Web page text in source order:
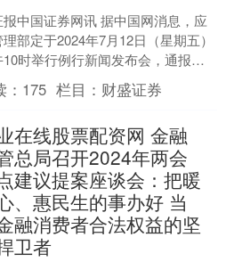
报中国证券网讯 据中国网消息，应
部定于2024年7月12日（星期五）
10时举行例行新闻发布会，通报上
全国安全生产和自然灾害形势股票
配资，介....
175 栏目： 财盛证券
在线股票配资网 金融
总局召开2024年两会
建议提案座谈会：把暖
、惠民生的事办好 当
融消费者合法权益的坚
卫者